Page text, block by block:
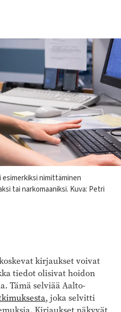
esimerkiksi nimittäminen
tai narkomaaniksi. Kuva: Petri
kirjaukset voivat
tiedot olisivat hoidon
Tämä selviää Aalto-
, joka selvitti